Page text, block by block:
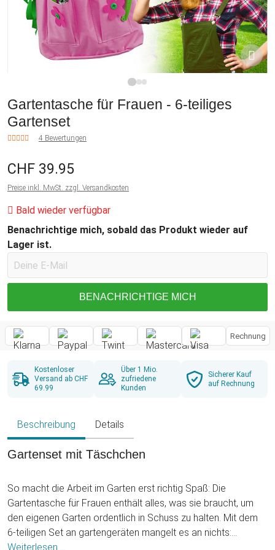
Gartentasche für Frauen - 6-teiliges
Gartenset
4 Bewertungen
CHF 39.95
Preise inkl. MwSt. zzgl. Versandkosten
Bald wieder verfügbar
Benachrichtige mich, sobald das Produkt wieder auf
Lager ist.
BENACHRICHTIGE MICH
Rechnung
Kostenloser
Versand ab CHF
69.99
Über 1 Mio.
zufriedene
Kunden
Sicherer Kauf
auf Rechnung
Beschreibung Details
Gartenset mit Täschchen
So macht die Arbeit im Garten erst richtig Spaß: Die
Gartentasche für Frauen enthält alles, was sie braucht, um
den eigenen Garten ordentlich in Schuss zu halten. Mit dem
6-teiligen Set an gartengeräten mangelt es an nichts:
Baumschere zum Stutzen dickerer Äste, eine kleinere Schere
Weiterlesen ...